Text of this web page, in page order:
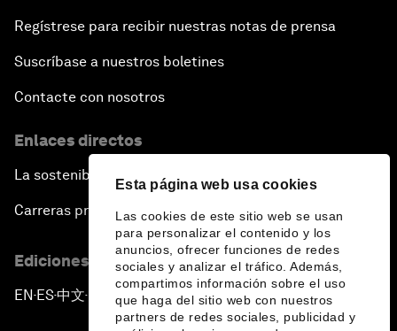
Esta página web usa cookies
Las cookies de este sitio web se usan
para personalizar el contenido y los
anuncios, ofrecer funciones de redes
sociales y analizar el tráfico. Además,
compartimos información sobre el uso
que haga del sitio web con nuestros
partners de redes sociales, publicidad y
Regístrese para recibir nuestras notas de prensa
Suscríbase a nuestros boletines
Contacte con nosotros
Enlaces directos
La sostenibilidad en el Foro
Carreras profesionales
Ediciones en otros idiomas
EN ▪ES▪中文▪ 日本語